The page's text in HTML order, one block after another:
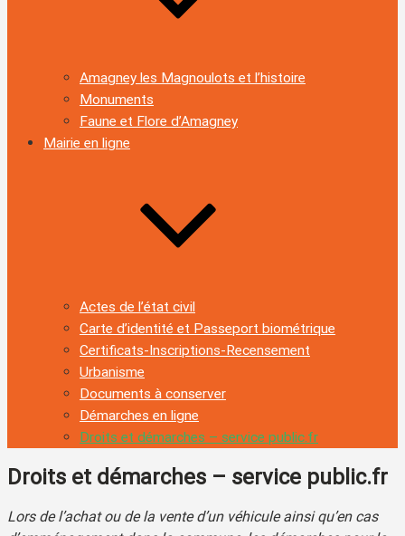
Amagney les Magnoulots et l’histoire
Monuments
Faune et Flore d’Amagney
Mairie en ligne
Actes de l’état civil
Carte d’identité et Passeport biométrique
Certificats-Inscriptions-Recensement
Urbanisme
Documents à conserver
Démarches en ligne
Droits et démarches – service public.fr
Droits et démarches – service public.fr
Lors de l’achat ou de la vente d’un véhicule ainsi qu’en cas